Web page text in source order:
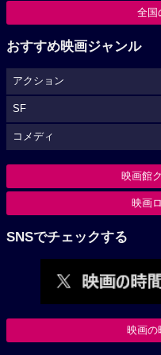
全国
おすすめ映画ジャンル
アクション
SF
コメディ
映画館
映画
SNSでチェックする
映画の